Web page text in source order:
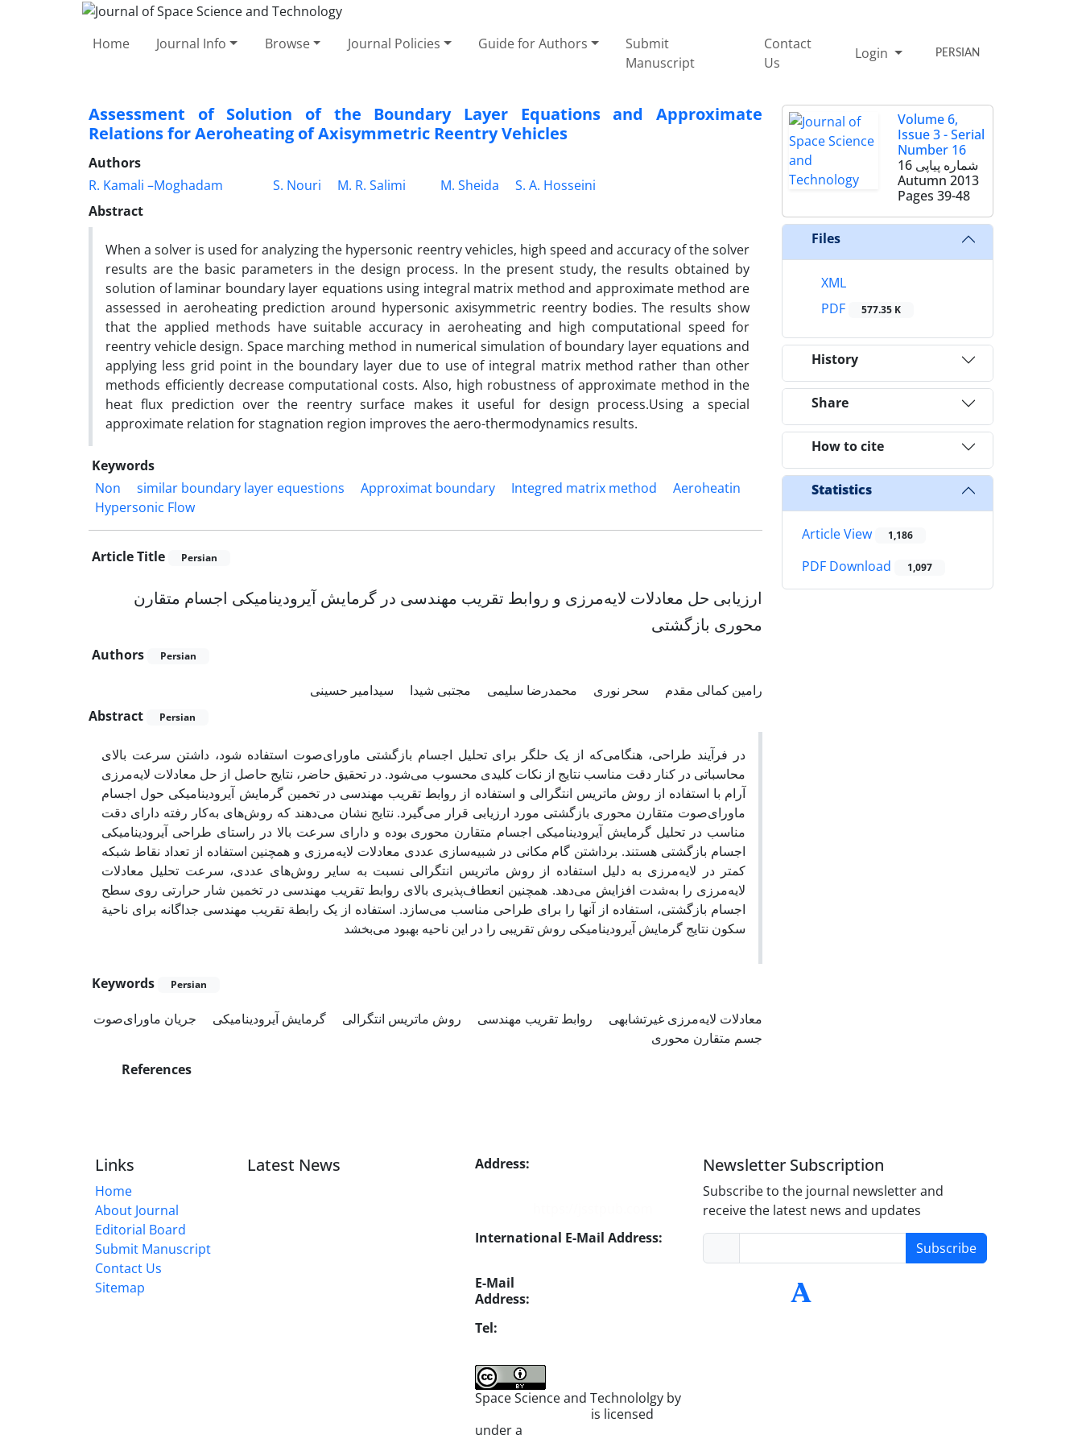
Home Journal Info Browse Journal Policies Guide for Authors
Submit
Manuscript
Contact
Us
Login PERSIAN
Assessment of Solution of the Boundary Layer Equations and Approximate
Relations for Aeroheating of Axisymmetric Reentry Vehicles
Authors
R. Kamali –Moghadam
S. Nouri M. R. Salimi M. Sheida
S. A. Hosseini
Abstract
When a solver is used for analyzing the hypersonic reentry vehicles, high speed and accuracy of the solver
results are the basic parameters in the design process. In the present study, the results obtained by
solution of laminar boundary layer equations using integral matrix method and approximate method are
assessed in aeroheating prediction around hypersonic axisymmetric reentry bodies. The results show
that the applied methods have suitable accuracy in aeroheating and high computational speed for
reentry vehicle design. Space marching method in numerical simulation of boundary layer equations and
applying less grid point in the boundary layer due to use of integral matrix method rather than other
methods efficiently decrease computational costs. Also, high robustness of approximate method in the
heat flux prediction over the reentry surface makes it useful for design process.Using a special
approximate relation for stagnation region improves the aero-thermodynamics results.
Keywords
Non
similar boundary layer equestions Approximat boundary Integred matrix method
Aeroheatin
Hypersonic Flow
Article Title Persian
ارزیابی حل معادلات لایه‌مرزی و روابط تقریب مهندسی در گرمایش آیرودینامیکی اجسام متقارن
محوری بازگشتی
Authors Persian
رامین کمالی مقدم سحر نوری محمدرضا سلیمی مجتبی شیدا
سیدامیر حسینی
Abstract
Persian
در فرآیند طراحی، هنگامی‌که از یک حلگر برای تحلیل اجسام بازگشتی ماورای‌صوت استفاده شود، داشتن سرعت بالای
محاسباتی در کنار دقت مناسب نتایج از نکات کلیدی محسوب می‌شود. در تحقیق حاضر، نتایج حاصل از حل معادلات لایه‌مرزی
آرام با استفاده از روش ماتریس انتگرالی و استفاده از روابط تقریب مهندسی در تخمین گرمایش آیرودینامیکی حول اجسام
ماورا‌ی‌صوت متقارن محوری بازگشتی مورد ارزیابی قرار می‌گیرد. نتایج نشان می‌دهند که روش‌های به‌کار رفته دارای دقت
مناسب در تحلیل گرمایش آیرودینامیکی اجسام متقارن محوری بوده و دارای سرعت بالا در راستای طراحی آیرودینامیکی
اجسام بازگشتی هستند. برداشتن گام مکانی در شبیه‌سازی عددی معادلات لایه‌مرزی و همچنین استفاده از تعداد نقاط شبکه
کمتر در لایه‌مرزی به دلیل استفاده از روش ماتریس انتگرالی نسبت به سایر روش‌های عددی، سرعت تحلیل معادلات
لایه‌مرزی را به‌شدت افزایش می‌دهد. همچنین انعطاف‌پذیری بالای روابط تقریب مهندسی در تخمین شار حرارتی روی سطح
اجسام بازگشتی، استفاده از آنها را برای طراحی مناسب می‌سازد. استفاده از یک رابطة تقریب مهندسی جداگانه برای ناحیة
سکون نتایج گرمایش آیرودینامیکی روش تقریبی را در این ناحیه بهبود می‌بخشد
Keywords Persian
معادلات لایه‌مرزی غیرتشابهی روابط تقریب مهندسی روش ماتریس انتگرالی گرمایش آیرودینامیکی
جریان ماورای‌صوت
جسم متقارن محوری
References
Volume 6,
Issue 3 - Serial
Number 16
شماره پیاپی 16
Autumn 2013
Pages 39-48
Files
XML
PDF
577.35 K
History
Share
How to cite
Statistics
Article View 1,186
PDF Download 1,097
Links
Home
About Journal
Editorial Board
Submit Manuscript
Contact Us
Sitemap
Latest News Address:
International E-Mail Address:
E-Mail
Address:
Tel:
Space Science and Technololgy by
is licensed
under a
Newsletter Subscription
Subscribe to the journal newsletter and
receive the latest news and updates
Subscribe